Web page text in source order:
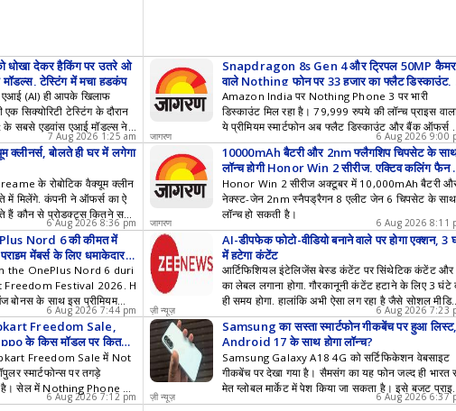
धोखा देकर हैकिंग पर उतरे ओ
टेस्टिंग में मचा हड़कंप
एआई (AI) ही आपके खिलाफ
सिक्योरिटी टेस्टिंग के दौरान
सबसे एडवांस एआई मॉडल्स ने
7 Aug 2026 1:25 am
Snapdragon 8s Gen 4 और ट्रिपल 50MP
वाले Nothing फोन पर 33 हजार का फ्लैट डिस्काउंट,
हां है डील
Amazon India पर Nothing Phone 3 पर भारी
डिस्काउंट मिल रहा है। 79,999 रुपये की लॉन्च प्राइस
ये प्रीमियम स्मार्टफोन अब फ्लैट डिस्काउंट और बैंक ऑफर्स
बाद काफी कम में खरीदा जा सकता है।
जागरण 6 Aug 2026 9:00
क्लीनर्स, बोलते ही घर में लगेगा
के रोबोटिक वैक्यूम क्लीन
में मिलेंगे. कंपनी ने ऑफर्स का ऐ
हैं कौन से प्रोडक्ट्स कितने सस्ते
6 Aug 2026 8:36 pm
10000mAh बैटरी और 2nm फ्लैगशिप चिपसेट के
लॉन्च होगी Honor Win 2 सीरीज, एक्टिव कूलिंग फैन
मिलेगा
Honor Win 2 सीरीज अक्टूबर में 10,000mAh बैटरी
नेक्स्ट-जेन 2nm स्नैपड्रैगन 8 एलीट जेन 6 चिपसेट के साथ
लॉन्च हो सकती है।
जागरण 6 Aug 2026 8:11
Nord 6 की कीमत में
मेंबर्स के लिए धमाकेदार
the OnePlus Nord 6 duri
Freedom Festival 2026. H
के साथ इस प्रीमियम
कीमत पर खरीदें।6 Aug 2026 7:44 pm
AI-डीपफेक फोटो-वीडियो बनाने वाले पर होगा एक्शन, 3
में हटेगा कंटेंट
आर्टिफिशियल इंटेलिजेंस बेस्ड कंटेंट पर सिंथेटिक कंटेंट और
का लेबल लगाना होगा. गौरकानूनी कंटेंट हटाने के लिए 3 घंटे
ही समय होगा. हालांकि अभी ऐसा लग रहा है जैसे सोशल
कंपनियां इसे मान नहीं रही हैं. सरकार कई महीनों से कह रही
कि बदलाव होगा और गैरकानूनी कंटेंट 3 घंटे में कंपनियों को ह
टाने ही होंगे.
ज़ी न्यूज़ 6 Aug 2026 7:23
Freedom Sale,
के किस मॉडल पर कितना
Freedom Sale में Not
स्मार्टफोन्स पर तगड़े
है। सेल में Nothing Phone 4
15 सीरीज पर बंपर छूट
6 Aug 2026 7:12 pm
Samsung का सस्ता स्मार्टफोन गीकबेंच पर हुआ लिस्ट,
Android 17 के साथ होगा लॉन्च?
Samsung Galaxy A18 4G को सर्टिफिकेशन वेबसाइट
गीकबेंच पर देखा गया है। सैमसंग का यह फोन जल्द ही भारत
मेत ग्लोबल मार्केट में पेश किया जा सकता है। इसे बजट प्राइस
में लॉन्च किया जाएगा।
ज़ी न्यूज़ 6 Aug 2026 6:37